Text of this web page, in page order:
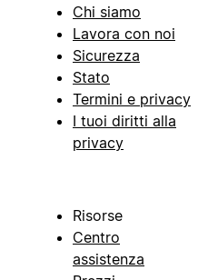
Chi siamo
Lavora con noi
Sicurezza
Stato
Termini e privacy
I tuoi diritti alla
privacy
Risorse
Centro
assistenza